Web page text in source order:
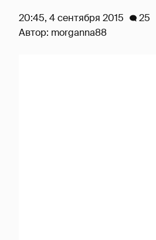
20:45, 4 сентября 2015
25
Автор: morganna88